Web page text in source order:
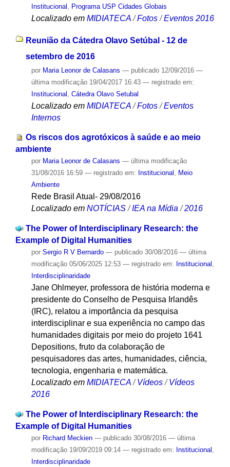
Institucional
Programa USP Cidades Globais
Localizado em MIDIATECA /Fotos /Eventos 2016
Reunião da Cátedra Olavo Setúbal - 12 de
setembro de 2016
por Maria Leonor de Calasans — publicado12/09/2016 —
última modificação19/04/2017 16:43 — registrado em:
Institucional Cátedra Olavo Setubal
Localizado em MIDIATECA /Fotos /Eventos
Internos
Os riscos dos agrotóxicos à saúde e ao meio
ambiente
por Maria Leonor de Calasans — última modificação
31/08/2016 16:59 — registrado em: Institucional , Meio
Ambiente
Rede Brasil Atual- 29/08/2016
Localizado em NOTÍCIAS /IEA na Mídia /2016
The Power of Interdisciplinary Research: the
Example of Digital Humanities
por Sergio R V Bernardo — publicado30/08/2016 — última
modificação05/06/2025 12:53 — registrado em: Institucional ,
Interdisciplinaridade
Jane Ohlmeyer, professora de história moderna e
presidente do Conselho de Pesquisa Irlandês
(IRC), relatou a importância da pesquisa
interdisciplinar e sua experiência no campo das
humanidades digitais por meio do projeto 1641
Depositions, fruto da colaboração de
pesquisadores das artes, humanidades, ciência,
tecnologia, engenharia e matemática.
Localizado em MIDIATECA /Vídeos /Vídeos
2016
The Power of Interdisciplinary Research: the
Example of Digital Humanities
por Richard Meckien — publicado30/08/2016 — última
modificação19/09/2019 09:14 — registrado em: Institucional
Interdisciplinaridade